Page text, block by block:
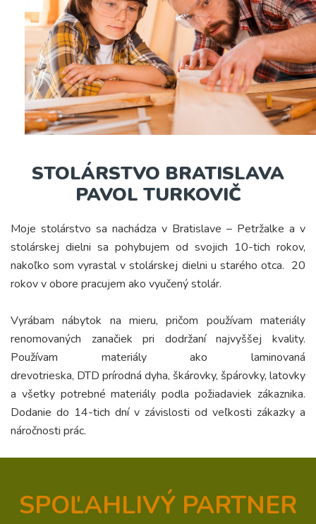
STOLÁRSTVO BRATISLAVA
PAVOL TURKOVIČ
Moje stolárstvo sa nachádza v Bratislave – Petržalke a v
stolárskej dielni sa pohybujem od svojich 10-tich rokov,
nakoľko som vyrastal v stolárskej dielni u starého otca. 20
rokov v obore pracujem ako vyučený stolár.
Vyrábam nábytok na mieru, pričom používam materiály
renomovaných zanačiek pri dodržaní najvyššej kvality.
Používam materiály ako laminovaná
drevotrieska, DTD prírodná dyha, škárovky, špárovky, latovky
a všetky potrebné materiály podla požiadaviek zákaznika.
Dodanie do 14-tich dní v závislosti od veľkosti zákazky a
náročnosti prác.
SPOĽAHLIVÝ PARTNER